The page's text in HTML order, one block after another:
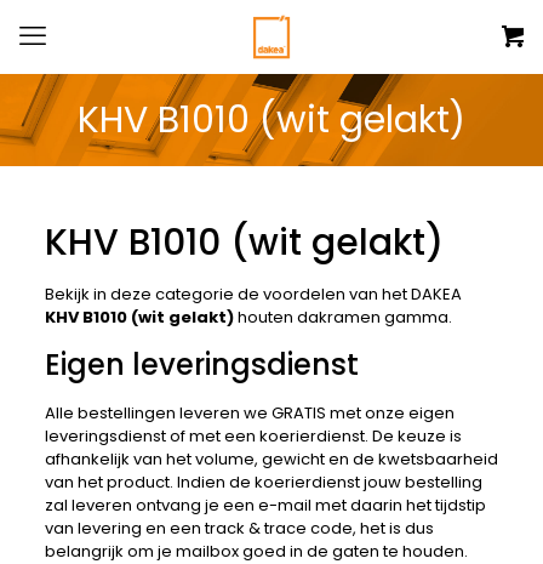
KHV B1010 (wit gelakt)
KHV B1010 (wit gelakt)
Bekijk in deze categorie de voordelen van het DAKEA
KHV B1010 (wit gelakt)houten dakramen gamma.
Eigen leveringsdienst
Alle bestellingen leveren we GRATIS met onze eigen
leveringsdienst of met een koerierdienst. De keuze is
afhankelijk van het volume, gewicht en de kwetsbaarheid
van het product. Indien de koerierdienst jouw bestelling
zal leveren ontvang je een e-mail met daarin het tijdstip
van levering en een track & trace code, het is dus
belangrijk om je mailbox goed in de gaten te houden.